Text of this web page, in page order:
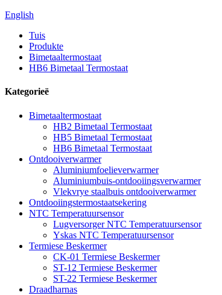
English
Tuis
Produkte
Bimetaaltermostaat
HB6 Bimetaal Termostaat
Kategorieë
Bimetaaltermostaat
HB2 Bimetaal Termostaat
HB5 Bimetaal Termostaat
HB6 Bimetaal Termostaat
Ontdooiverwarmer
Aluminiumfoelieverwarmer
Aluminiumbuis-ontdooiingsverwarmer
Vlekvrye staalbuis ontdooiverwarmer
Ontdooiingstermostaatsekering
NTC Temperatuursensor
Lugversorger NTC Temperatuursensor
Yskas NTC Temperatuursensor
Termiese Beskermer
CK-01 Termiese Beskermer
ST-12 Termiese Beskermer
ST-22 Termiese Beskermer
Draadharnas